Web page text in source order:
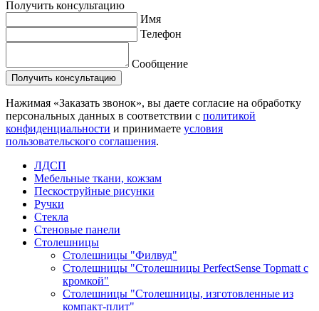
Получить консультацию
Имя
Телефон
Сообщение
Нажимая «Заказать звонок», вы даете согласие на обработку
персональных данных в соответствии с политикой
конфиденциальности и принимаете условия
пользовательского соглашения.
ЛДСП
Мебельные ткани, кожзам
Пескоструйные рисунки
Ручки
Стекла
Стеновые панели
Столешницы
Столешницы "Филвуд"
Столешницы "Столешницы PerfectSense Topmatt с
кромкой"
Столешницы "Столешницы, изготовленные из
компакт-плит"